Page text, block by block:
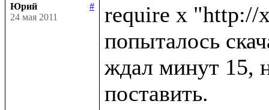
Юрий
#
24 мая 2011
require x "http://
попыталось
ждал минут 15,